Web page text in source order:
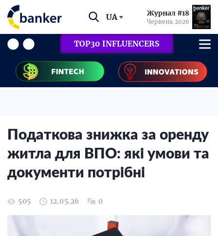
UA Журнал #18
Червень 2026
TOP30 INFLUENCERS
Податкова знижка за оренду
житла для ВПО: які умови та
документи потрібні
505 12.05.26 0